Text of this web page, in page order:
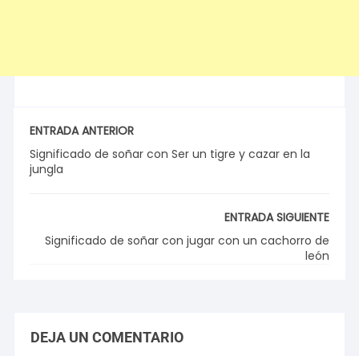
ENTRADA ANTERIOR
Significado de soñar con Ser un tigre y cazar en la
jungla
ENTRADA SIGUIENTE
Significado de soñar con jugar con un cachorro de
león
DEJA UN COMENTARIO